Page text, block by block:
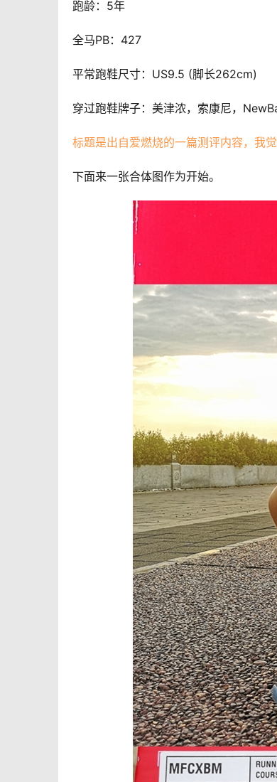
跑龄：5年
全马PB：427
平常跑鞋尺寸：US9.5 (脚长262cm)
穿过跑鞋牌子：美津浓，索康尼，
标题是出自爱燃烧的一篇测评内容，我
下面来一张合体图作为开始。